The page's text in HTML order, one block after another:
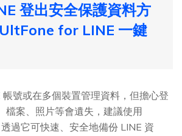
登出安全保護資料方
for LINE 一鍵
號或在多個裝置管理資料，但擔心登
檔案、照片等會遺失，建議使用
透過它可快速、安全地備份 LINE 資